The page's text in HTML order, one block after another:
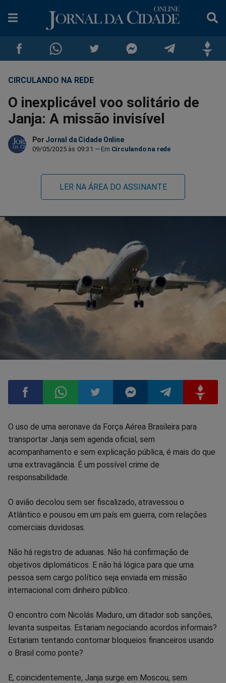
Compartilhar
no
Facebook
Compartilhar
no
Whatsapp
Compartilhar
no
Twitter
no
Messenger
no
CIRCULANDO NA REDE
O inexplicável voo solitário de
Janja: A missão invisível
Por Jornal da Cidade Online
09/05/2025 às 09:31 Circulando na rede
LER NA ÁREA DO ASSINANTE
Compartilhar
no
Facebook
Compartilhar
no
Whatsapp
Compartilhar
no
Compartilhar
no
Compartilhar
no
no
O uso de uma aeronave da Força Aérea Brasileira para
transportar Janja sem agenda oficial, sem
acompanhamento e sem explicação pública, é mais do que
uma extravagância. É um possível crime de
responsabilidade.
O avião decolou sem ser fiscalizado, atravessou o
Atlântico e pousou em um país em guerra, com relações
comerciais duvidosas.
Não há registro de aduanas. Não há confirmação de
objetivos diplomáticos. E não há lógica para que uma
pessoa sem cargo político seja enviada em missão
internacional com dinheiro público.
O encontro com Nicolás Maduro, um ditador sob sanções,
levanta suspeitas. Estariam negociando acordos informais?
Estariam tentando contornar bloqueios financeiros usando
o Brasil como ponte?
E, coincidentemente, Janja surge em Moscou, sem